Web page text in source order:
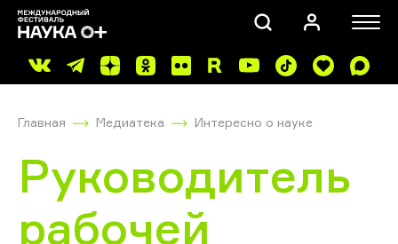
Главная Медиатека Интересно о науке
Руководитель
рабочей